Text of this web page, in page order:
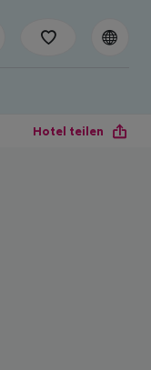
Hotel teilen